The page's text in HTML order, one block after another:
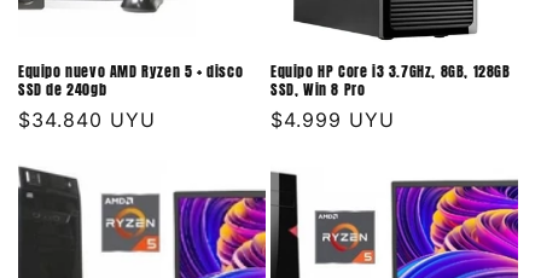
Equipo nuevo AMD Ryzen 5 + disco
SSD de 240gb
Precio
$34.840 UYU
Equipo HP Core i3 3.7GHz, 8GB, 128GB
SSD, Win 8 Pro
Precio
$4.999 UYU